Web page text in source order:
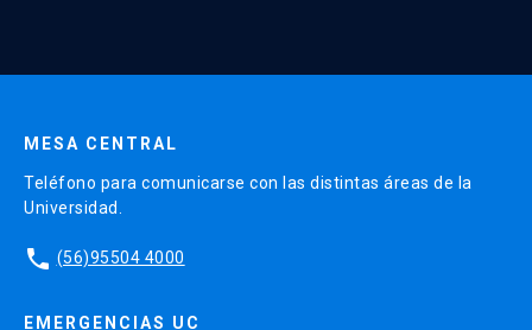
MESA CENTRAL
Teléfono para comunicarse con las distintas áreas de la
Universidad.
phone (56)95504 4000
EMERGENCIAS UC